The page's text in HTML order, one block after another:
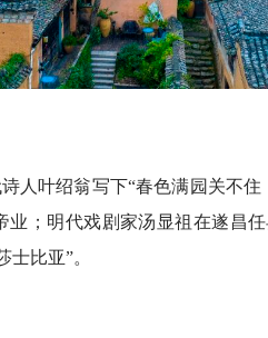
人叶绍翁写下“春色满园关不
业；明代戏剧家汤显祖在遂昌
士比亚”。